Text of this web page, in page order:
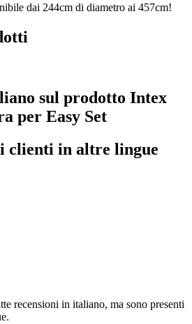
dai 244cm di diametro ai 457cm!
sul prodotto Intex
per Easy Set
clienti in altre lingue
recensioni in italiano, ma sono presenti